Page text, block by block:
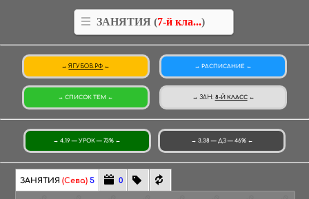
ЗАНЯТИЯ (7-й кла...)
ЯГУБОВ.РФ РАСПИСАНИЕ
СПИСОК ТЕМ ЗАН: 8-Й КЛАСС
4.19 — УРОК — 73% 3.38 — ДЗ — 46%
ЗАНЯТИЯ(Сева) 5 0